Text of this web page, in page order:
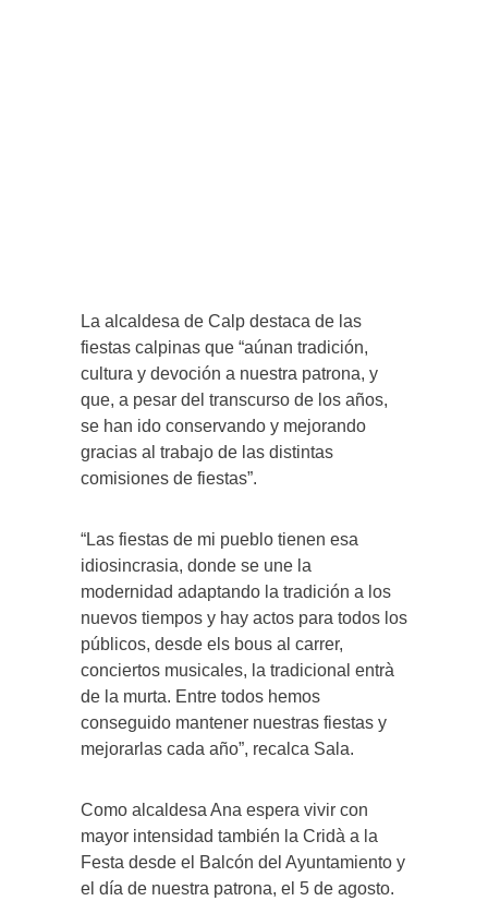
La alcaldesa de Calp destaca de las
fiestas calpinas que “aúnan tradición,
cultura y devoción a nuestra patrona, y
que, a pesar del transcurso de los años,
se han ido conservando y mejorando
gracias al trabajo de las distintas
comisiones de fiestas”.
“Las fiestas de mi pueblo tienen esa
idiosincrasia, donde se une la
modernidad adaptando la tradición a los
nuevos tiempos y hay actos para todos los
públicos, desde els bous al carrer,
conciertos musicales, la tradicional entrà
de la murta. Entre todos hemos
conseguido mantener nuestras fiestas y
mejorarlas cada año”, recalca Sala.
Como alcaldesa Ana espera vivir con
mayor intensidad también la Cridà a la
Festa desde el Balcón del Ayuntamiento y
el día de nuestra patrona, el 5 de agosto.